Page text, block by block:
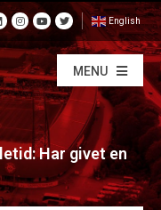
English
MENU
Har givet en